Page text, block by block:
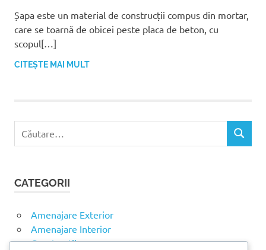
Șapa este un material de construcții compus din mortar,
care se toarnă de obicei peste placa de beton, cu
scopul[…]
CITEȘTE MAI MULT
ă
u
p
ă
C
CATEGORII
Amenajare Exterior
Amenajare Interior
Construcții